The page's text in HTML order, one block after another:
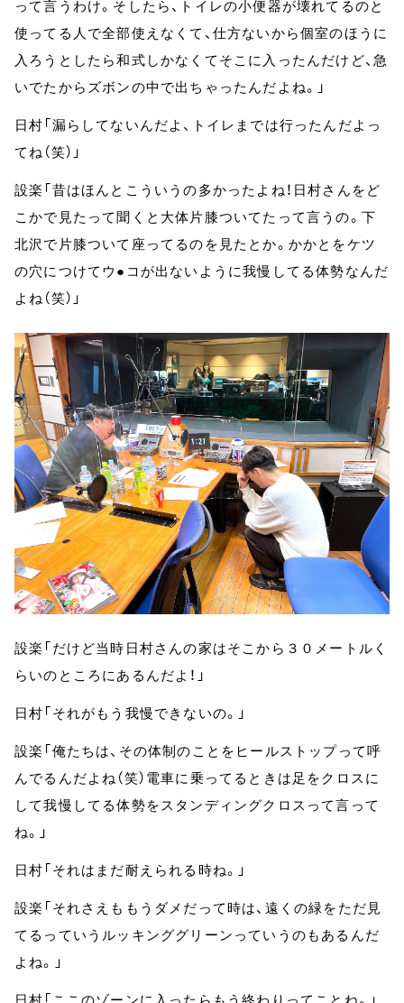
って言うわけ。そしたら、トイレの小便器が壊れてるのと
使ってる人で全部使えなくて、仕方ないから個室のほうに
入ろうとしたら和式しかなくてそこに入ったんだけど、急
いでたからズボンの中で出ちゃったんだよね。」
日村「漏らしてないんだよ、トイレまでは行ったんだよっ
てね（笑）」
設楽「昔はほんとこういうの多かったよね！日村さんをど
こかで見たって聞くと大体片膝ついてたって言うの。下
北沢で片膝ついて座ってるのを見たとか。かかとをケツ
の穴につけてウ●コが出ないように我慢してる体勢なんだ
よね（笑）」
設楽「だけど当時日村さんの家はそこから３０メートルく
らいのところにあるんだよ！」
日村「それがもう我慢できないの。」
設楽「俺たちは、その体制のことをヒールストップって呼
んでるんだよね（笑）電車に乗ってるときは足をクロスに
して我慢してる体勢をスタンディングクロスって言って
ね。」
日村「それはまだ耐えられる時ね。」
設楽「それさえももうダメだって時は、遠くの緑をただ見
てるっていうルッキンググリーンっていうのもあるんだ
よね。」